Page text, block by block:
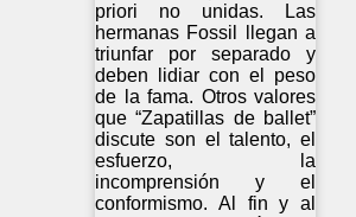
priori no unidas. Las
hermanas Fossil llegan a
triunfar por separado y
deben lidiar con el peso
de la fama. Otros valores
que “Zapatillas de ballet”
discute son el talento, el
esfuerzo, la
incomprensión y el
conformismo. Al fin y al